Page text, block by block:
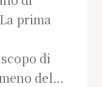
prima
di
del…